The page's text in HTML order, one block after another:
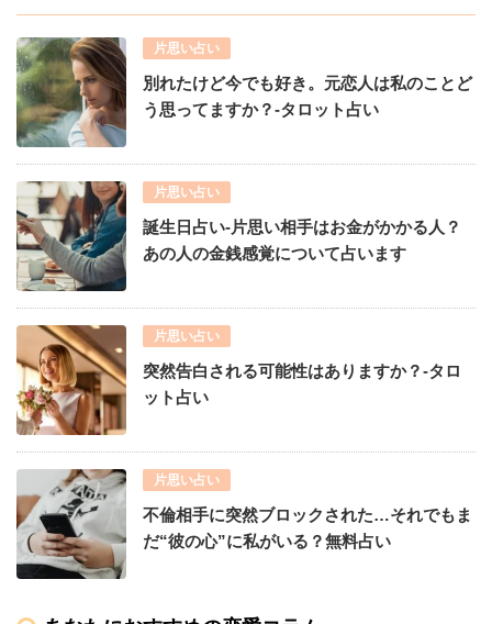
片思い占い
別れたけど今でも好き。元恋人は私のことど
う思ってますか？-タロット占い
片思い占い
誕生日占い-片思い相手はお金がかかる人？
あの人の金銭感覚について占います
片思い占い
突然告白される可能性はありますか？-タロ
ット占い
片思い占い
不倫相手に突然ブロックされた…それでもま
だ“彼の心”に私がいる？無料占い